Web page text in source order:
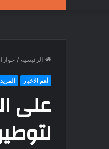
الرئيسية /
أهم الاخبار المزيد